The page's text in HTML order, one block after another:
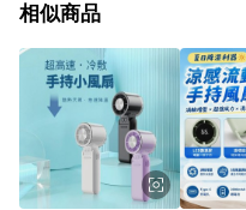
後之最終金額進行計算。 6. 用
將拆分成不同筆訂單編號發送
會有攤提折抵導致訂單金額些
尺寸規格)，皆會計入同一筆返
的導購跳轉紀錄與蝦皮的會員
其他媒體來源導入蝦皮官網，
訂單會被蝦皮認列為該LINE用戶
若同一用戶使用一個以上蝦皮帳
相似商品